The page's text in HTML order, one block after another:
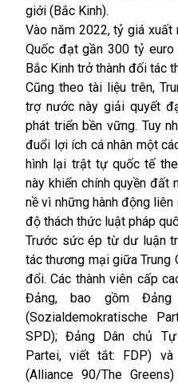
giới (Bắc Kinh).
Vào năm 2022, tỷ giá
Quốc đạt gần 300 tỷ
Bắc Kinh trở thành đối tác
Cũng theo tài liệu trên,
trợ nước này giải quyết
phát triển bền vững. Tuy
đuổi lợi ích cá nhân một
hình lại trật tự quốc tế
này khiến chính quyền đất
nề vì những hành động liên
độ thách thức luật pháp
Trước sức ép từ dư luận
tác thương mại giữa
đổi. Các thành viên cấp
Đảng, bao gồm
(Sozialdemokratische
SPD); Đảng Dân chủ
Partei, viết tắt: FDP)
(Alliance 90/The